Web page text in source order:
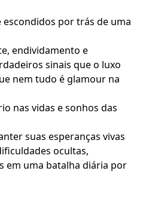
escondidos por trás de uma
endividamento e
sinais que o luxo
nem tudo é glamour na
nas vidas e sonhos das
suas esperanças vivas
ocultas,
em uma batalha diária por